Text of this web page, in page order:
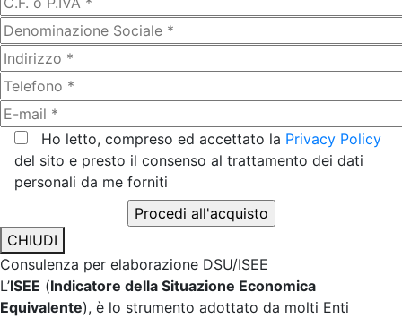
Ho letto, compreso ed accettato la Privacy Policy
del sito e presto il consenso al trattamento dei dati
personali da me forniti
CHIUDI
Consulenza per elaborazione DSU/ISEE
L’ISEE (Indicatore della Situazione Economica
Equivalente), è lo strumento adottato da molti Enti